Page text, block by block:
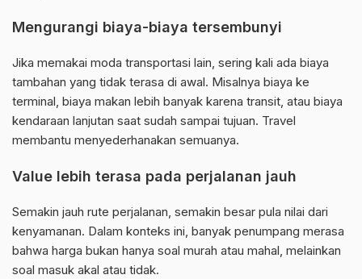
Mengurangi biaya-biaya tersembunyi
Jika memakai moda transportasi lain, sering kali ada biaya
tambahan yang tidak terasa di awal. Misalnya biaya ke
terminal, biaya makan lebih banyak karena transit, atau biaya
kendaraan lanjutan saat sudah sampai tujuan. Travel
membantu menyederhanakan semuanya.
Value lebih terasa pada perjalanan jauh
Semakin jauh rute perjalanan, semakin besar pula nilai dari
kenyamanan. Dalam konteks ini, banyak penumpang merasa
bahwa harga bukan hanya soal murah atau mahal, melainkan
soal masuk akal atau tidak.